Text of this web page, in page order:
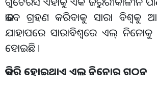
ଭାବେ ଗ୍ରହଣ କରିବାକୁ ସାରା ବିଶ୍ୱକୁ
ଯାହାପରେ ସାରାବିଶ୍ବରେ ଏଲ୍ ନିନୋକୁ
ହୋଇଛି ।
କିପରି ହୋଇଥାଏ ଏଲ ନିନୋର ଗଠନ